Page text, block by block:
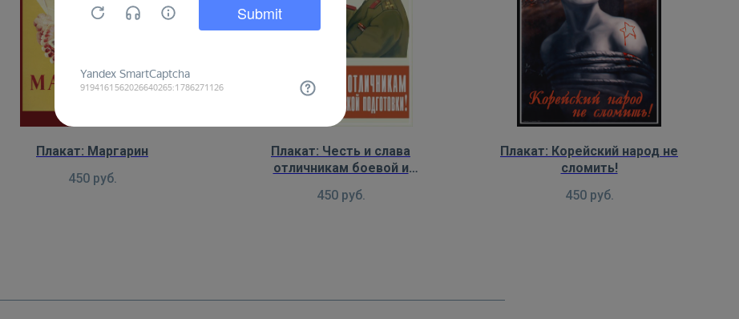
Плакат: Маргарин
450 руб.
Плакат: Честь и слава
отличникам боевой и
450 руб.
Плакат: Корейский народ не
сломить!
450 руб.